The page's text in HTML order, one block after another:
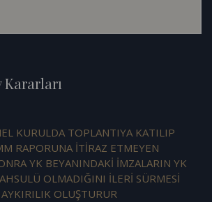
Kararları
KURULDA TOPLANTIYA KATILIP
RAPORUNA İTİRAZ ETMEYEN
YK BEYANINDAKİ İMZALARIN YK
OLMADIĞINI İLERİ SÜRMESİ
OLUŞTURUR